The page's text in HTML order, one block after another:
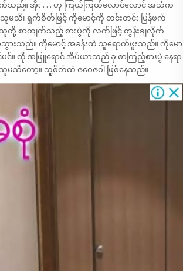
ည်။ အိုး . . . ဟု ကြယ်ကြယ်လောင်လောင် အသံက
ရှက်စိတ်ဖြင့် ကိုမောင့်ကို တင်းတင်း ပြန်ဖက်
စာကျက်သည့် စားပွဲကို လက်ဖြင့် တွန်းချလိုက်
သွားသည်။ ကိုမောင့် အခန်းထဲ သူရောက်ဖူးသည်။ ကိုမော
။ ထို အဖြူရောင် အိပ်ယာသည် ခု စာကြည့်စားပွဲ နေရာ
မသိတော့။ သူ့စိတ်ထဲ ဇဝေဇဝါ ဖြစ်နေသည်။